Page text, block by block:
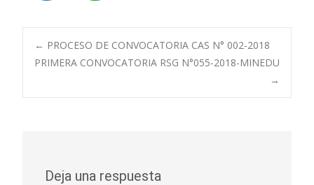
Navegación
de
← PROCESO DE CONVOCATORIA CAS N° 002-2018
PRIMERA CONVOCATORIA RSG N°055-2018-MINEDU
→
Deja una respuesta